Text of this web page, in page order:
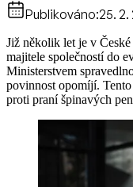
Publikováno:25. 2.
Již několik let je v
majitele společností do
Ministerstvem
povinnost opomíjí.
proti praní špinavých